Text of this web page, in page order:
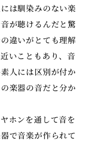
は馴染みのない楽
が聴けるんだと驚
違いがとても理解
いこともあり、音
人には区別が付か
楽器の音だと分か
ホンを通して音を
で音楽が作られて